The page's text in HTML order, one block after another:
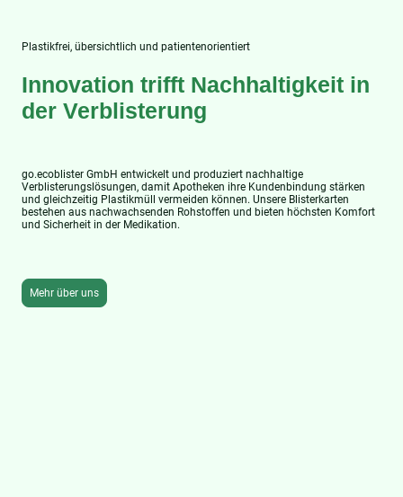
Plastikfrei, übersichtlich und patientenorientiert
Innovation trifft Nachhaltigkeit in
der Verblisterung
go.ecoblister GmbH entwickelt und produziert nachhaltige
Verblisterungslösungen, damit Apotheken ihre Kundenbindung stärken
und gleichzeitig Plastikmüll vermeiden können. Unsere Blisterkarten
bestehen aus nachwachsenden Rohstoffen und bieten höchsten Komfort
und Sicherheit in der Medikation.
Mehr über uns